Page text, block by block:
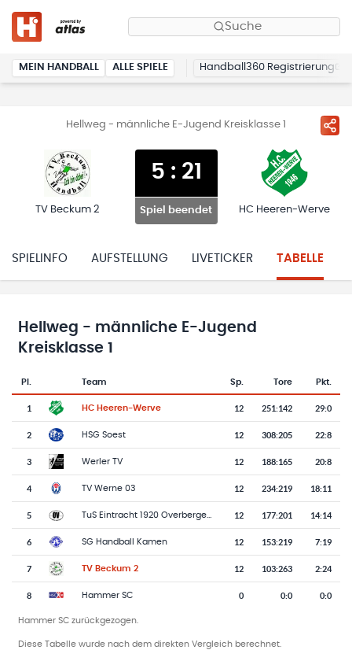
Suche
MEIN HANDBALL ALLE SPIELE Handball360 Registrierung
Hellweg - männliche E-Jugend Kreisklasse 1
TV Beckum 2
5 : 21
Spiel beendet HC Heeren-Werve
SPIELINFO AUFSTELLUNG LIVETICKER TABELLE
Hellweg - männliche E-Jugend
Kreisklasse 1
Tabelle mit Vereinsplatzierungen, Spielen, Toren und Punkten
Pl.
Team-Logo
Team Sp. Tore Pkt.
1 HC Heeren-Werve 12 251:142 29:0
2 HSG Soest 12 308:205 22:8
3 Werler TV 12 188:165 20:8
4 TV Werne 03 12 234:219 18:11
5 TuS Eintracht 1920 Overberge 2 12 177:201 14:14
6 SG Handball Kamen 12 153:219 7:19
7 TV Beckum 2 12 103:263 2:24
8 Hammer SC 0 0:0 0:0
Hammer SC zurückgezogen.
Diese Tabelle wurde nach dem direkten Vergleich berechnet.